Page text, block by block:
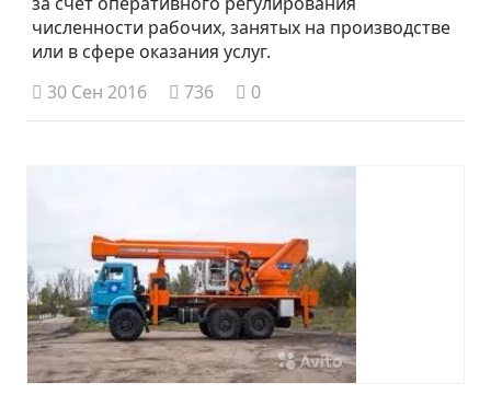
численности рабочих, занятых на производстве
или в сфере оказания услуг.
30 Сен 2016
736 0